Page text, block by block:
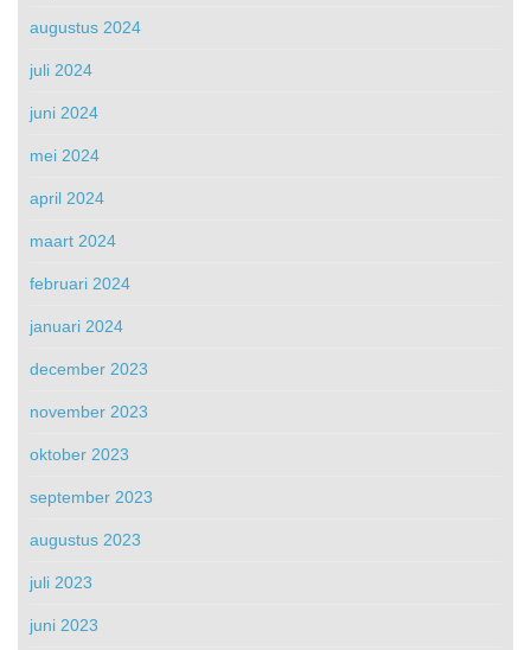
augustus 2024
juli 2024
juni 2024
mei 2024
april 2024
maart 2024
februari 2024
januari 2024
december 2023
november 2023
oktober 2023
september 2023
augustus 2023
juli 2023
juni 2023